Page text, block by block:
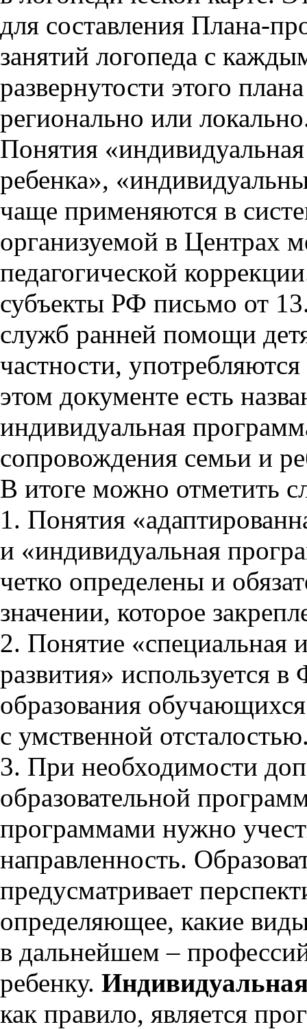
для составления Плана-
занятий логопеда с
развернутости этого
регионально или
Понятия
ребенка»,
чаще применяются в
организуемой в Центрах
педагогической
субъекты РФ письмо от
служб ранней помощи
частности,
этом документе есть
индивидуальная
сопровождения семьи и
В итоге можно отметить
1. Понятия
и «индивидуальная
четко определены и
значении, которое
2. Понятие «специальная
развития» используется
образования
с умственной
3. При необходимости
образовательной
программами нужно
направленность.
предусматривает
определяющее, какие
в дальнейшем –
ребенку.
как правило, является